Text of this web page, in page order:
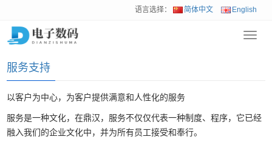
语言选择： 简体中文 English
首页>服务支持
服务支持
以客户为中心，为客户提供满意和人性化的服务
服务是一种文化，在鼎汉，服务不仅仅代表一种制度、程序，它已经
融入我们的企业文化中，并为所有员工接受和奉行。